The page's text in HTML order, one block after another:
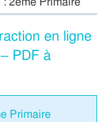
en ligne
PDF à
Primaire